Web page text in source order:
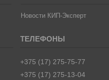
Новости КИП-Эксперт
+375 (17) 275-75-77
+375 (17) 275-13-04